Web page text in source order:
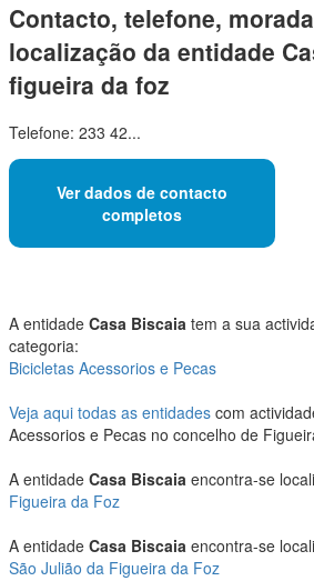
Contacto, telefone,
localização da entidade
figueira da foz
Telefone: 233 42...
Ver dados de contacto
completos
A entidade Casa Biscaia tem a sua
categoria:
Bicicletas Acessorios e Pecas
Veja aqui todas as entidades com
Acessorios e Pecas no concelho de
A entidade Casa Biscaia encontra-se
Figueira da Foz
A entidade Casa Biscaia encontra-se
São Julião da Figueira da Foz